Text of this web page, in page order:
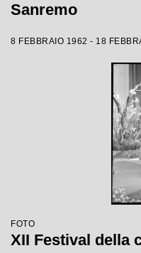
Sanremo
8 FEBBRAIO 1962 - 18
FOTO
XII Festival della